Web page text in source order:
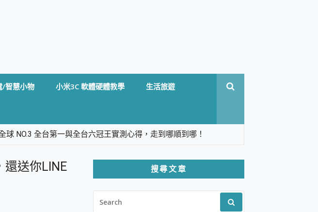
/智慧小物 小米3C 軟體硬體教學 生活旅遊
NO.3 全台第一與全台六冠王實測心得，走到哪順到哪！
開箱 評測
能防水雲端攝影機 SpotCam Solo 3 2.5K高畫質戶外攝影機 開箱 評
箱評價，AI輕薄商務筆電 Copilot+ PC
還送你LINE
搜尋文章
FOR: